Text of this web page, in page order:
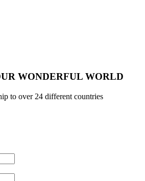
WONDERFUL WORLD
to over 24 different countries